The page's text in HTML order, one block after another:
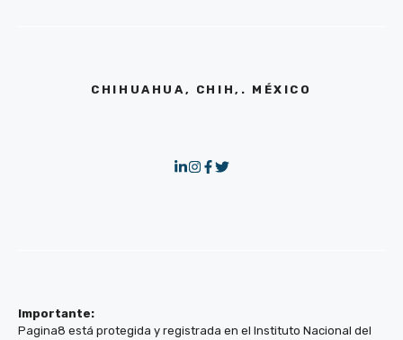
CHIHUAHUA, CHIH,. MÉXICO
Importante:
Pagina8 está protegida y registrada en el Instituto Nacional del